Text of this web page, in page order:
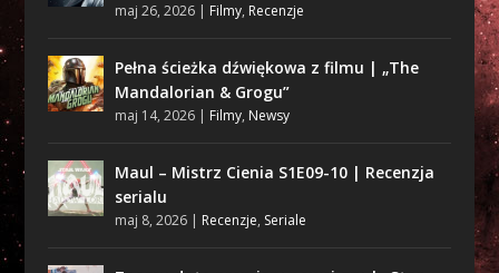
maj 26, 2026| Filmy, Recenzje
Pełna ścieżka dźwiękowa z filmu | „The
Mandalorian & Grogu”
maj 14, 2026| Filmy, Newsy
Maul – Mistrz Cienia S1E09-10 | Recenzja
serialu
maj 8, 2026| Recenzje, Seriale